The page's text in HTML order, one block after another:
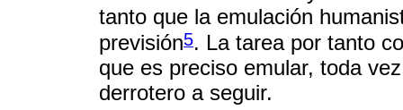
tanto que la emulación
previsión5. La tarea por tanto
que es preciso emular, toda
derrotero a seguir.